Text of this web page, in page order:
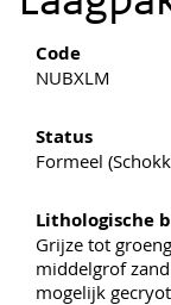
Code
NUBXLM
Status
Formeel
Lithologische
Grijze tot
middelgrof
mogelijk